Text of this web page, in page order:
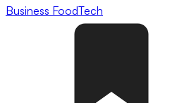
Business FoodTech